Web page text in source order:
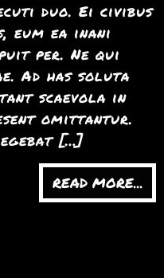
duo. Ei civibus
eum ea inani
per. Ne qui
Ad has soluta
scaevola in
omittantur.
[…]
READ MORE...